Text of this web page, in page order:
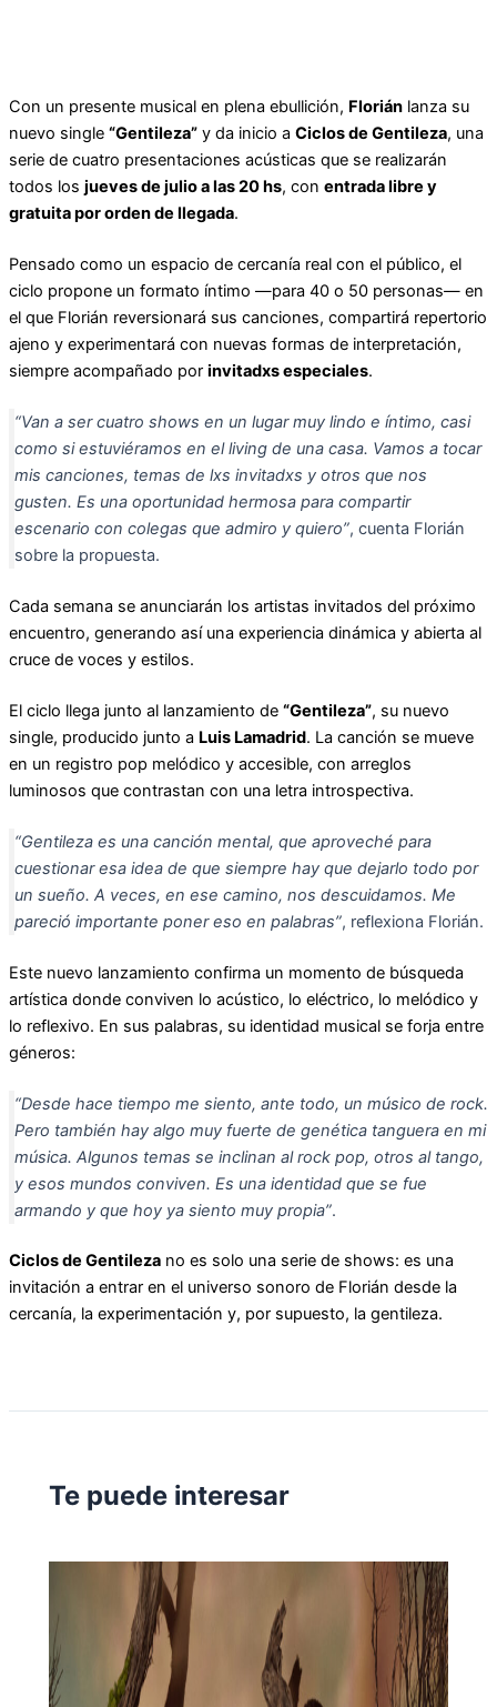
Con un presente musical en plena ebullición, Florián lanza su
nuevo single “Gentileza” y da inicio a Ciclos de Gentileza, una
serie de cuatro presentaciones acústicas que se realizarán
todos los jueves de julio a las 20 hs, con entrada libre y
gratuita por orden de llegada.
Pensado como un espacio de cercanía real con el público, el
ciclo propone un formato íntimo —para 40 o 50 personas— en
el que Florián reversionará sus canciones, compartirá repertorio
ajeno y experimentará con nuevas formas de interpretación,
siempre acompañado por invitadxs especiales.
“Van a ser cuatro shows en un lugar muy lindo e íntimo, casi
como si estuviéramos en el living de una casa. Vamos a tocar
mis canciones, temas de lxs invitadxs y otros que nos
gusten. Es una oportunidad hermosa para compartir
escenario con colegas que admiro y quiero”, cuenta Florián
sobre la propuesta.
Cada semana se anunciarán los artistas invitados del próximo
encuentro, generando así una experiencia dinámica y abierta al
cruce de voces y estilos.
El ciclo llega junto al lanzamiento de “Gentileza”, su nuevo
single, producido junto a Luis Lamadrid. La canción se mueve
en un registro pop melódico y accesible, con arreglos
luminosos que contrastan con una letra introspectiva.
“Gentileza es una canción mental, que aproveché para
cuestionar esa idea de que siempre hay que dejarlo todo por
un sueño. A veces, en ese camino, nos descuidamos. Me
pareció importante poner eso en palabras”, reflexiona Florián.
Este nuevo lanzamiento confirma un momento de búsqueda
artística donde conviven lo acústico, lo eléctrico, lo melódico y
lo reflexivo. En sus palabras, su identidad musical se forja entre
géneros:
“Desde hace tiempo me siento, ante todo, un músico de rock.
Pero también hay algo muy fuerte de genética tanguera en mi
música. Algunos temas se inclinan al rock pop, otros al tango,
y esos mundos conviven. Es una identidad que se fue
armando y que hoy ya siento muy propia”.
Ciclos de Gentileza no es solo una serie de shows: es una
invitación a entrar en el universo sonoro de Florián desde la
cercanía, la experimentación y, por supuesto, la gentileza.
Te puede interesar